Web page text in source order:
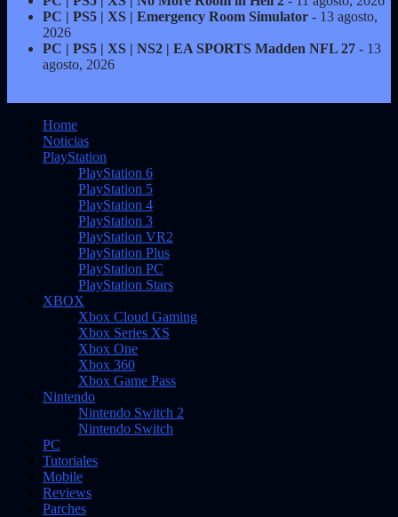
PC | PS5 | XS | Emergency Room Simulator - 13 agosto,
2026
PC | PS5 | XS | NS2 | EA SPORTS Madden NFL 27 - 13
agosto, 2026
Home
Noticias
PlayStation
PlayStation 6
PlayStation 5
PlayStation 4
PlayStation 3
PlayStation VR2
PlayStation Plus
PlayStation PC
PlayStation Stars
XBOX
Xbox Cloud Gaming
Xbox Series XS
Xbox One
Xbox 360
Xbox Game Pass
Nintendo
Nintendo Switch 2
Nintendo Switch
PC
Tutoriales
Mobile
Reviews
Parches